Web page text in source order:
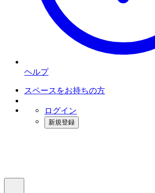
ヘルプ
スペースをお持ちの方
ログイン
新規登録